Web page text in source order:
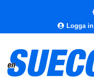
Logga in